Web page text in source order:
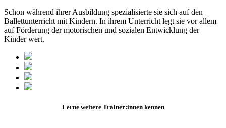
Schon während ihrer Ausbildung spezialisierte sie sich auf den
Ballettunterricht mit Kindern. In ihrem Unterricht legt sie vor allem
auf Förderung der motorischen und sozialen Entwicklung der
Kinder wert.
Lerne weitere Trainer:innen kennen